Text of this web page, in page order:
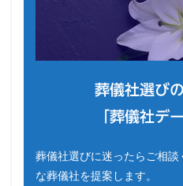
葬儀社選び
「葬儀社デ
葬儀社選びに迷ったらご相
な葬儀社を提案します。